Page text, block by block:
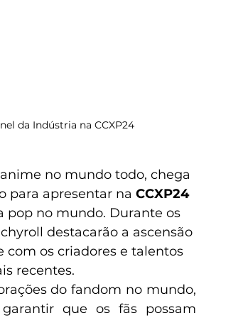
da Indústria na CCXP24
no mundo todo, chega
para apresentar na CCXP24
no mundo. Durante os
destacarão a ascensão
os criadores e talentos
recentes.
do fandom no mundo,
que os fãs possam